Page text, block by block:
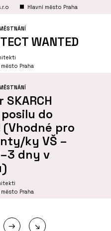
Hlavní město Praha
WANTED
město Praha
do
pro
ky VŠ –
dny v
město Praha
→ ↘